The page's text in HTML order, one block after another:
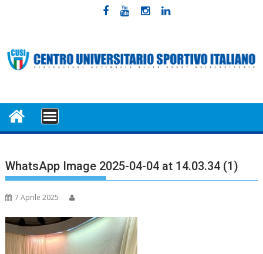
MENU
WhatsApp Image 2025-04-04 at 14.03.34 (1)
7 Aprile 2025